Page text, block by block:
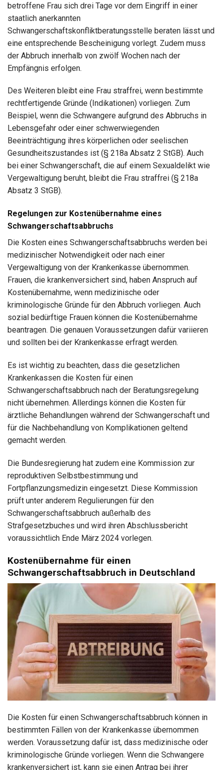
betroffene Frau sich drei Tage vor dem Eingriff in einer
staatlich anerkannten
Schwangerschaftskonfliktberatungsstelle beraten lässt und
eine entsprechende Bescheinigung vorlegt. Zudem muss
der Abbruch innerhalb von zwölf Wochen nach der
Empfängnis erfolgen.
Des Weiteren bleibt eine Frau straffrei, wenn bestimmte
rechtfertigende Gründe (Indikationen) vorliegen. Zum
Beispiel, wenn die Schwangere aufgrund des Abbruchs in
Lebensgefahr oder einer schwerwiegenden
Beeinträchtigung ihres körperlichen oder seelischen
Gesundheitszustandes ist (§ 218a Absatz 2 StGB). Auch
bei einer Schwangerschaft, die auf einem Sexualdelikt wie
Vergewaltigung beruht, bleibt die Frau straffrei (§ 218a
Absatz 3 StGB).
Regelungen zur Kostenübernahme eines
Schwangerschaftsabbruchs
Die Kosten eines Schwangerschaftsabbruchs werden bei
medizinischer Notwendigkeit oder nach einer
Vergewaltigung von der Krankenkasse übernommen.
Frauen, die krankenversichert sind, haben Anspruch auf
Kostenübernahme, wenn medizinische oder
kriminologische Gründe für den Abbruch vorliegen. Auch
sozial bedürftige Frauen können die Kostenübernahme
beantragen. Die genauen Voraussetzungen dafür variieren
und sollten bei der Krankenkasse erfragt werden.
Es ist wichtig zu beachten, dass die gesetzlichen
Krankenkassen die Kosten für einen
Schwangerschaftsabbruch nach der Beratungsregelung
nicht übernehmen. Allerdings können die Kosten für
ärztliche Behandlungen während der Schwangerschaft und
für die Nachbehandlung von Komplikationen geltend
gemacht werden.
Die Bundesregierung hat zudem eine Kommission zur
reproduktiven Selbstbestimmung und
Fortpflanzungsmedizin eingesetzt. Diese Kommission
prüft unter anderem Regulierungen für den
Schwangerschaftsabbruch außerhalb des
Strafgesetzbuches und wird ihren Abschlussbericht
voraussichtlich Ende März 2024 vorlegen.
Kostenübernahme für einen
Schwangerschaftsabbruch in Deutschland
Die Kosten für einen Schwangerschaftsabbruch können in
bestimmten Fällen von der Krankenkasse übernommen
werden. Voraussetzung dafür ist, dass medizinische oder
kriminologische Gründe vorliegen. Wenn die Schwangere
krankenversichert ist, kann sie einen Antrag bei ihrer